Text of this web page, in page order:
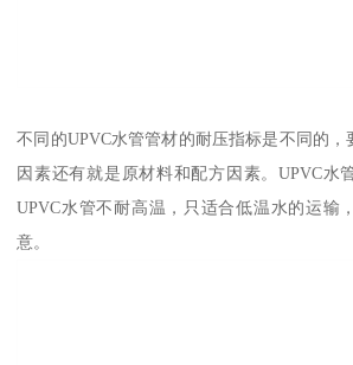
不同的UPVC水管管材的耐压指标是不同的
因素还有就是原材料和配方因素。UPVC水
UPVC水管不耐高温，只适合低温水的运输
意。